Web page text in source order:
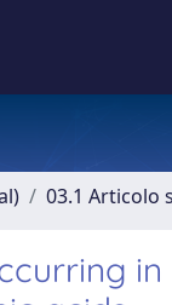
03.1 Articolo